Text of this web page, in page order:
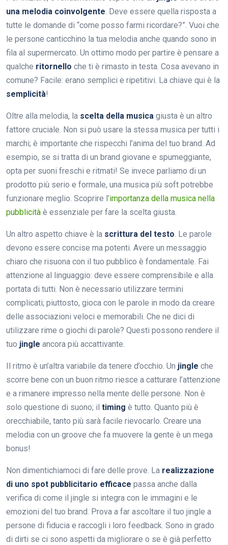
una melodia coinvolgente. Deve essere quella risposta a
tutte le domande di “come posso farmi ricordare?”. Vuoi che
le persone canticchino la tua melodia anche quando sono in
fila al supermercato. Un ottimo modo per partire è pensare a
qualche ritornello che ti è rimasto in testa. Cosa avevano in
comune? Facile: erano semplici e ripetitivi. La chiave qui è la
semplicità!
Oltre alla melodia, la scelta della musica giusta è un altro
fattore cruciale. Non si può usare la stessa musica per tutti i
marchi; è importante che rispecchi l’anima del tuo brand. Ad
esempio, se si tratta di un brand giovane e spumeggiante,
opta per suoni freschi e ritmati! Se invece parliamo di un
prodotto più serio e formale, una musica più soft potrebbe
funzionare meglio. Scoprire l’importanza della musica nella
pubblicità è essenziale per fare la scelta giusta.
Un altro aspetto chiave è la scrittura del testo. Le parole
devono essere concise ma potenti. Avere un messaggio
chiaro che risuona con il tuo pubblico è fondamentale. Fai
attenzione al linguaggio: deve essere comprensibile e alla
portata di tutti. Non è necessario utilizzare termini
complicati; piuttosto, gioca con le parole in modo da creare
delle associazioni veloci e memorabili. Che ne dici di
utilizzare rime o giochi di parole? Questi possono rendere il
tuo jingle ancora più accattivante.
Il ritmo è un’altra variabile da tenere d’occhio. Un jingle che
scorre bene con un buon ritmo riesce a catturare l’attenzione
e a rimanere impresso nella mente delle persone. Non è
solo questione di suono; il timing è tutto. Quanto più è
orecchiabile, tanto più sarà facile rievocarlo. Creare una
melodia con un groove che fa muovere la gente è un mega
bonus!
Non dimentichiamoci di fare delle prove. La realizzazione
di uno spot pubblicitario efficace passa anche dalla
verifica di come il jingle si integra con le immagini e le
emozioni del tuo brand. Prova a far ascoltare il tuo jingle a
persone di fiducia e raccogli i loro feedback. Sono in grado
di dirti se ci sono aspetti da migliorare o se è già perfetto